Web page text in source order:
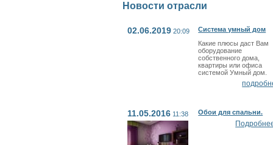
Новости отрасли
02.06.2019 20:09
Система умный дом
Какие плюсы даст Вам
оборудование
собственного дома,
квартиры или офиса
системой Умный дом.
11.05.2016 11:38 Обои для спальни.